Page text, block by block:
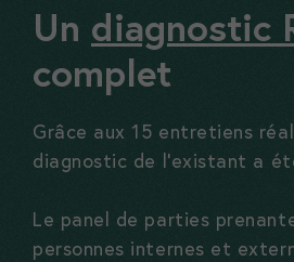
Un diagnostic
complet
Grâce aux 15 entretiens
diagnostic de l’existant a
Le panel de parties
personnes internes et